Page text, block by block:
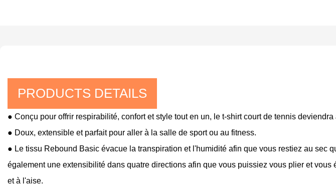
PRODUCTS DETAILS
● Conçu pour offrir respirabilité, confort et style tout en un, le t-shirt court de tennis
● Doux, extensible et parfait pour aller à la salle de sport ou au fitness.
● Le tissu Rebound Basic évacue la transpiration et l'humidité afin que vous restiez au
également une extensibilité dans quatre directions afin que vous puissiez vous plier et
et à l'aise.